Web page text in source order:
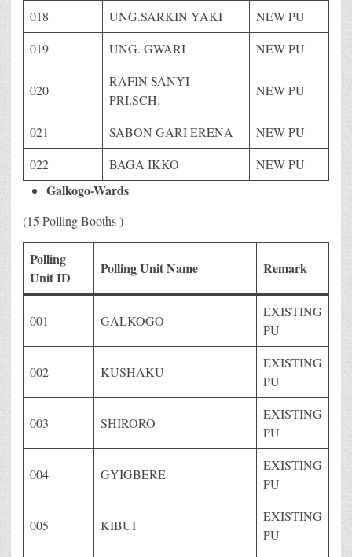
018
UNG.SARKIN YAKI
NEW PU
019
UNG. GWARI NEW PU
020
RAFIN SANYI
PRI.SCH.
NEW PU
021 SABON GARI ERENA
NEW PU
022
BAGA IKKO NEW PU
Galkogo-Wards
(15 Polling Booths )
Polling
Unit ID
Polling Unit Name Remark
001 GALKOGO
EXISTING
PU
002 KUSHAKU
EXISTING
PU
003 SHIRORO
EXISTING
PU
004 GYIGBERE
EXISTING
PU
005 KIBUI
EXISTING
PU